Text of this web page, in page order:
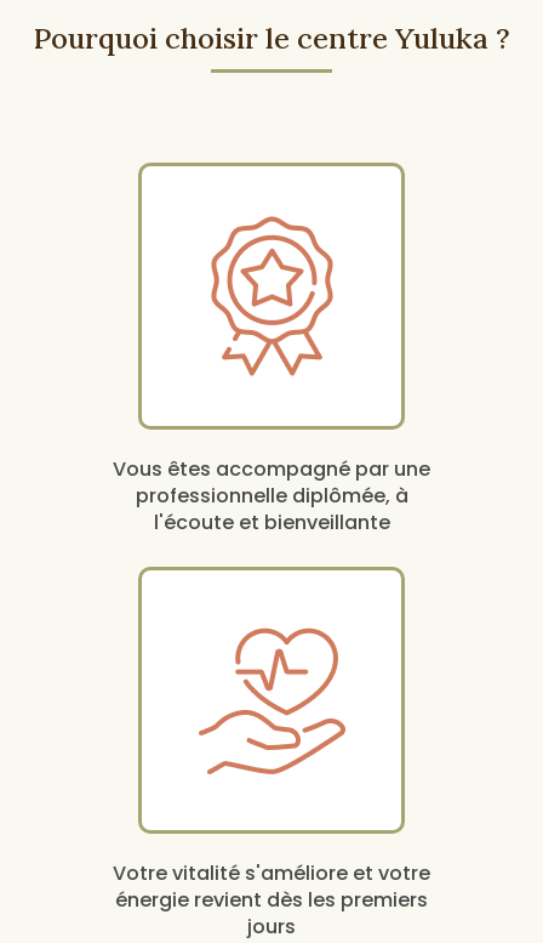
Pourquoi choisir le centre Yuluka ?
Vous êtes accompagné par une
professionnelle diplômée, à
l'écoute et bienveillante
Votre vitalité s'améliore et votre
énergie revient dès les premiers
jours